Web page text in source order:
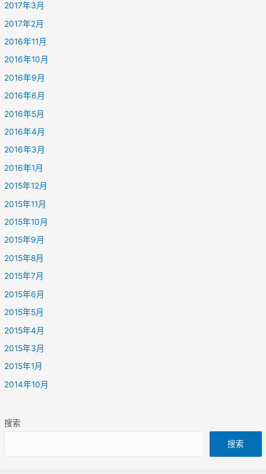
2017年3月
2017年2月
2016年11月
2016年10月
2016年9月
2016年6月
2016年5月
2016年4月
2016年3月
2016年1月
2015年12月
2015年11月
2015年10月
2015年9月
2015年8月
2015年7月
2015年6月
2015年5月
2015年4月
2015年3月
2015年1月
2014年10月
搜索
搜索